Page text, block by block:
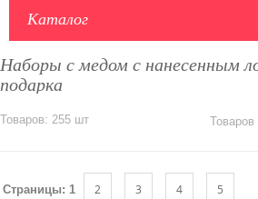
Каталог
Наборы с медом с нанесенным
подарка
Товаров: 255 шт Товаров
Страницы: 1 2 3 4 5